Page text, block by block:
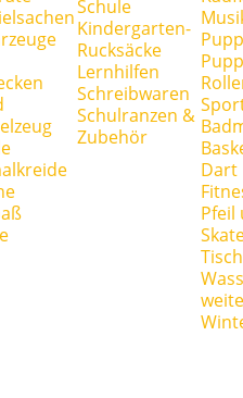
Schule
Kindergarten-
Rucksäcke
Lernhilfen
Schreibwaren
Schulranzen &
Zubehör
Dart
Pfeil